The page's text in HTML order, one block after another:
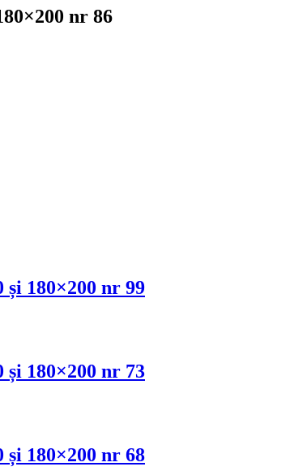
nr 86
și 180×200 nr 99
și 180×200 nr 73
și 180×200 nr 68